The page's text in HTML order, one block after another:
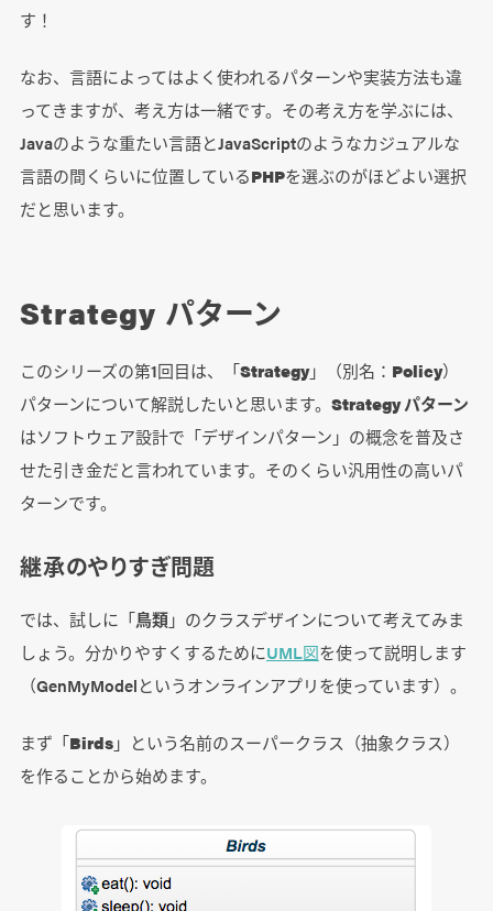
す！
なお、言語によってはよく使われるパターンや実装方法も違
ってきますが、考え方は一緒です。その考え方を学ぶには、
Javaのような重たい言語とJavaScriptのようなカジュアルな
言語の間くらいに位置しているPHPを選ぶのがほどよい選択
だと思います。
Strategy パターン
このシリーズの第1回目は、「Strategy」（別名： Policy）
パターンについて解説したいと思います。 Strategy パターン
はソフトウェア設計で「デザインパターン」の概念を普及さ
せた引き金だと言われています。そのくらい汎用性の高いパ
ターンです。
継承のやりすぎ問題
では、試しに「鳥類」のクラスデザインについて考えてみま
しょう。分かりやすくするためにUML図を使って説明します
（GenMyModelというオンラインアプリを使っています）。
まず「Birds」という名前のスーパークラス（抽象クラス）
を作ることから始めます。